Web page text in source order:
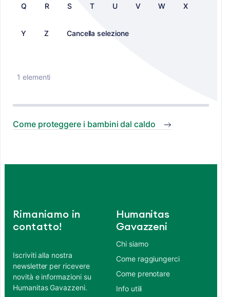
Q R S T U V W X
Y Z Cancella selezione
1 elementi
Come proteggere i bambini dal caldo
Rimaniamo in
contatto!
Iscriviti alla nostra
newsletter per ricevere
novità e informazioni su
Humanitas Gavazzeni.
Humanitas
Gavazzeni
Chi siamo
Come raggiungerci
Come prenotare
Info utili